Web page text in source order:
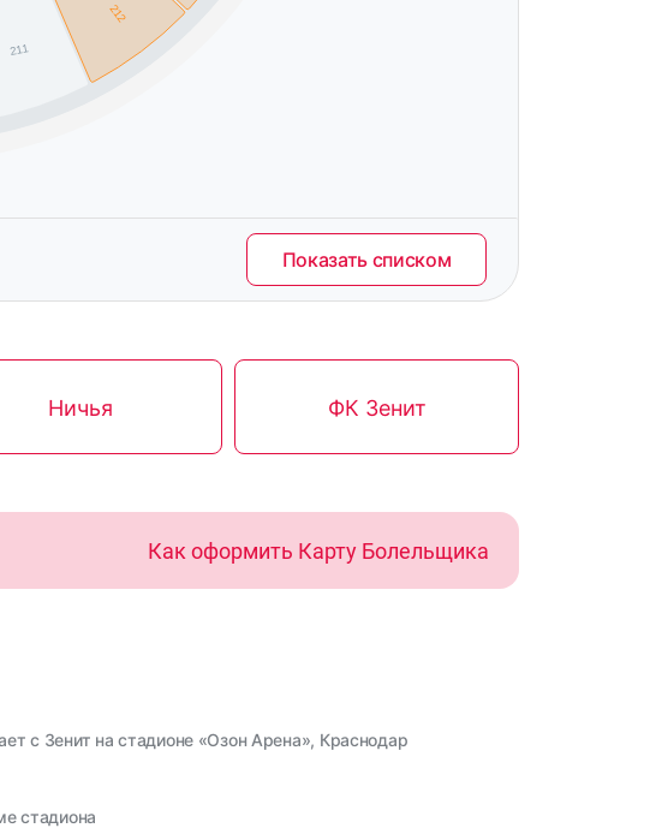
211
212
Показать списком
Ничья ФК Зенит
Как оформить Карту Болельщика
с Зенит на стадионе «Озон Арена», Краснодар
стадиона